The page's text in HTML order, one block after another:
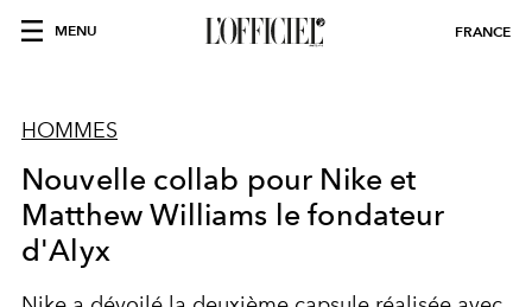
MENU FRANCE
HOMMES
Nouvelle collab pour Nike et
Matthew Williams le fondateur
d'Alyx